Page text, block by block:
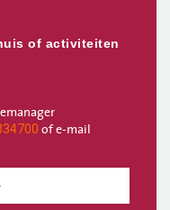
of activiteiten
of e-mail